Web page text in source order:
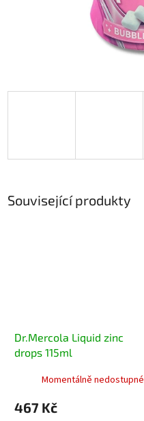
Související produkty
Dr.Mercola Liquid zinc
drops 115ml
Momentálně nedostupné
467 Kč